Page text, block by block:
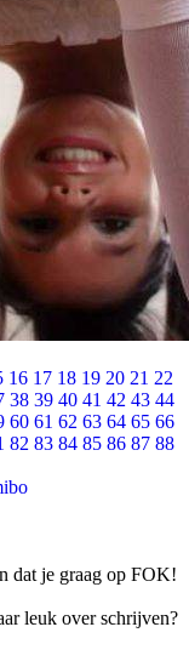
16 17 18 19 20 21 22
38 39 40 41 42 43 44
60 61 62 63 64 65 66
82 83 84 85 86 87 88
dat je graag op FOK!
leuk over schrijven?